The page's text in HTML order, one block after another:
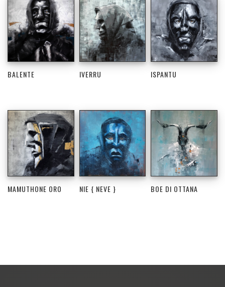
BALENTE IVERRU ISPANTU
MAMUTHONE ORO NIE { NEVE } BOE DI OTTANA